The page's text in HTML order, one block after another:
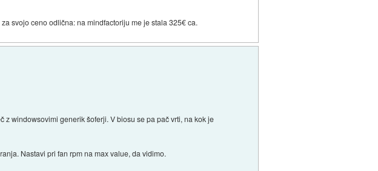
svojo ceno odlična: na mindfactoriju me je stala 325€ ca.
windowsovimi generik šoferji. V biosu se pa pač vrti, na kok je
Nastavi pri fan rpm na max value, da vidimo.